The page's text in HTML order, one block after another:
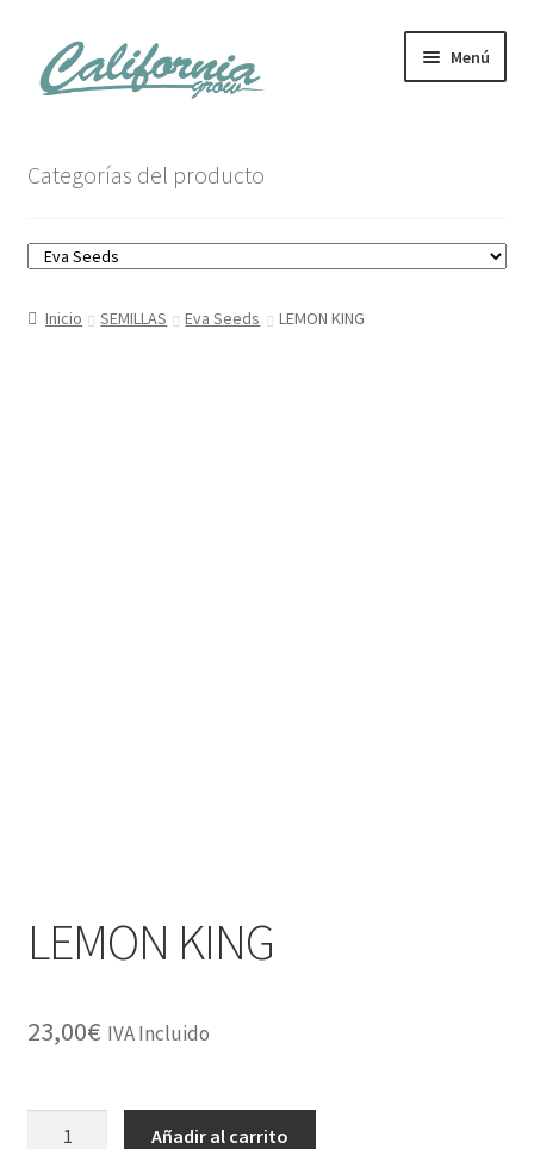
al
contenido
Menú
Carrito
Mi cuenta
Categorías del producto
Inicio SEMILLAS Eva Seeds LEMON KING
LEMON KING
23,00€ IVA Incluido
Añadir al carrito